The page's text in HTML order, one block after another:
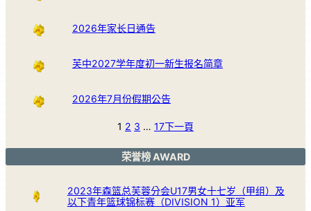
2026年家长日通告
芙中2027学年度初一新生报名简章
2026年7月份假期公告
1 2 3 … 17下一頁
荣誉榜 AWARD
2023年森篮总芙蓉分会U17男女十七岁（甲组）及
以下青年篮球锦标赛（DIVISION 1）亚军